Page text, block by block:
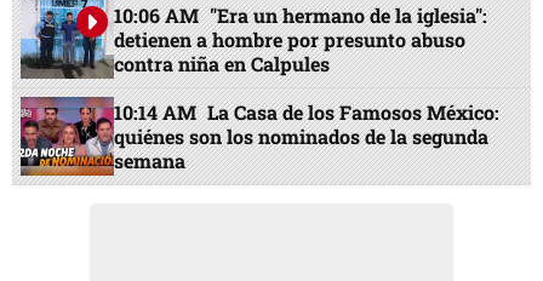
10:06 AM "Era un hermano de la iglesia":
detienen a hombre por presunto abuso
contra niña en Calpules
10:14 AM La Casa de los Famosos México:
quiénes son los nominados de la segunda
semana